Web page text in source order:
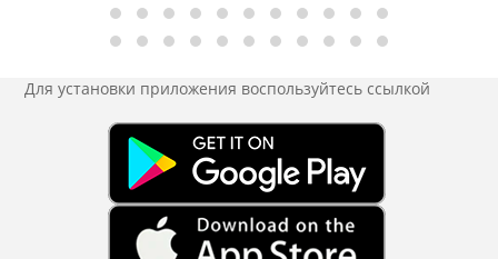
Для установки приложения воспользуйтесь ссылкой